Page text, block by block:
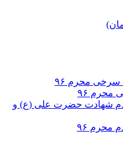
محرم ۹۶
۹۶
شهادت حضرت علی (ع) و
محرم ۹۶